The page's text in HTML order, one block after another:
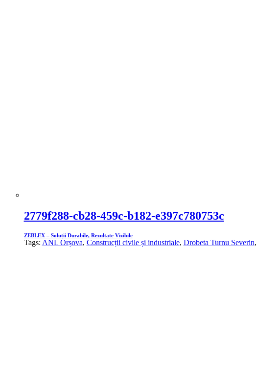
2779f288-cb28-459c-b182-e397c780753c
ZEBLEX – Soluții Durabile, Rezultate Vizibile
Tags: ANL Orșova, Construcții civile și industriale, Drobeta Turnu Severin,